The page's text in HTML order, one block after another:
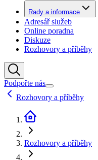
Rady a informace
Adresář služeb
Online poradna
Diskuze
Rozhovory a příběhy
Podpořte nás
Rozhovory a příběhy
Rozhovory a příběhy